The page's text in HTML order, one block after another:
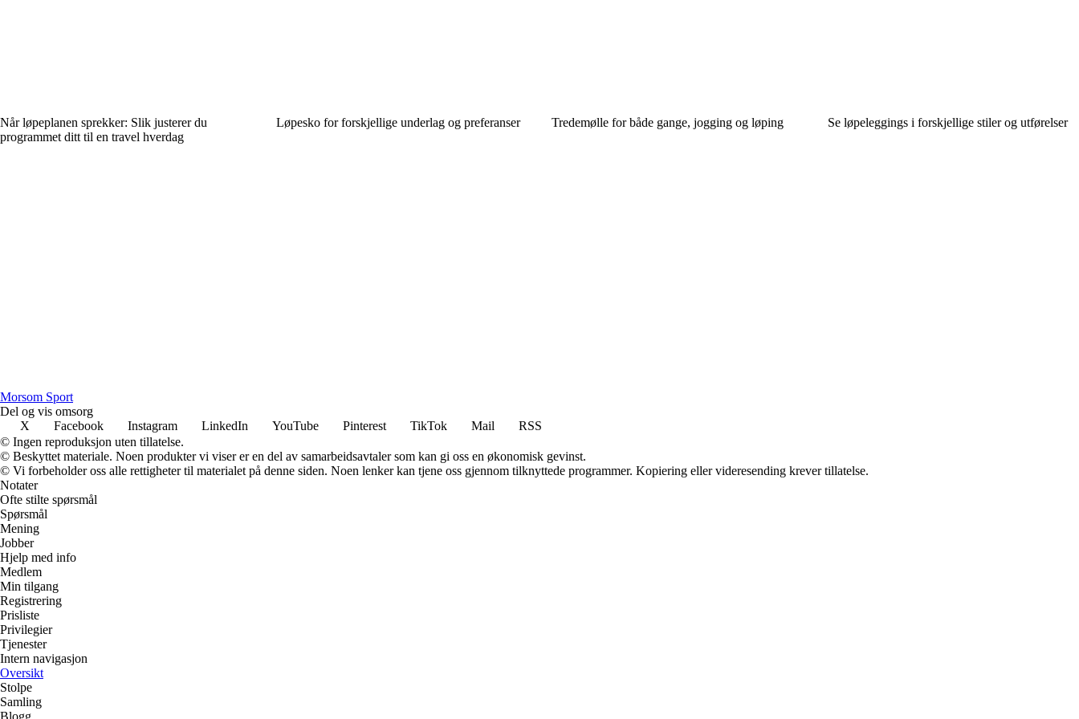
Når løpeplanen sprekker: Slik justerer du
programmet ditt til en travel hverdag
Løpesko for forskjellige underlag og preferanser Tredemølle for både gange, jogging og løping Se løpeleggings i forskjellige stiler og utførelser
Morsom Sport
Del og vis omsorg
X
Facebook Instagram LinkedIn YouTube Pinterest TikTok Mail
RSS
© Ingen reproduksjon uten tillatelse.
© Beskyttet materiale. Noen produkter vi viser er en del av samarbeidsavtaler som kan gi oss en økonomisk gevinst.
© Vi forbeholder oss alle rettigheter til materialet på denne siden. Noen lenker kan tjene oss gjennom tilknyttede programmer. Kopiering eller videresending krever tillatelse.
Notater
Ofte stilte spørsmål
Spørsmål
Mening
Jobber
Hjelp med info
Medlem
Min tilgang
Registrering
Prisliste
Privilegier
Tjenester
Intern navigasjon
Oversikt
Stolpe
Samling
Blogg